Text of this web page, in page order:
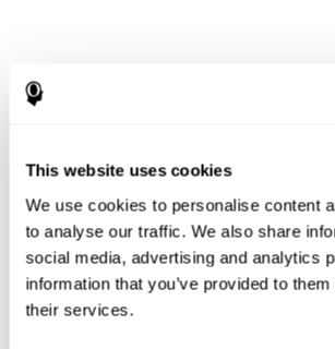
This website uses cookies
We use cookies to personalise content
to analyse our traffic. We also share
social media, advertising and analytics
information that you’ve provided to
their services.